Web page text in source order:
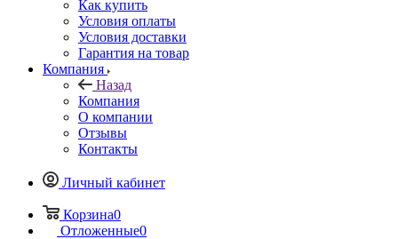
Как купить
Условия оплаты
Условия доставки
Гарантия на товар
Компания
Назад
Компания
О компании
Отзывы
Контакты
Личный кабинет
Корзина0
Отложенные0